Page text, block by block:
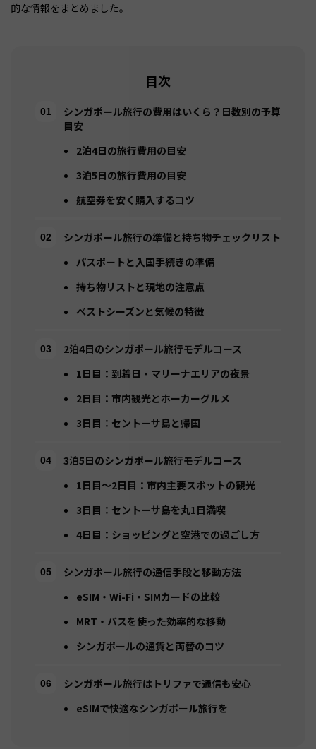
的な情報をまとめました。
目次
シンガポール旅行の費用はいくら？日数別の予算
目安
2泊4日の旅行費用の目安
3泊5日の旅行費用の目安
航空券を安く購入するコツ
シンガポール旅行の準備と持ち物チェックリスト
パスポートと入国手続きの準備
持ち物リストと現地の注意点
ベストシーズンと気候の特徴
2泊4日のシンガポール旅行モデルコース
1日目：到着日・マリーナエリアの夜景
2日目：市内観光とホーカーグルメ
3日目：セントーサ島と帰国
3泊5日のシンガポール旅行モデルコース
1日目〜2日目：市内主要スポットの観光
3日目：セントーサ島を丸1日満喫
4日目：ショッピングと空港での過ごし方
シンガポール旅行の通信手段と移動方法
eSIM・Wi-Fi・SIMカードの比較
MRT・バスを使った効率的な移動
シンガポールの通貨と両替のコツ
シンガポール旅行はトリファで通信も安心
eSIMで快適なシンガポール旅行を